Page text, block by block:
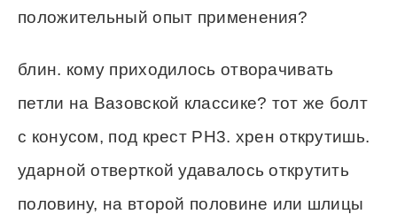
положительный опыт применения?
блин. кому приходилось отворачивать
петли на Вазовской классике? тот же болт
с конусом, под крест РН3. хрен открутишь.
ударной отверткой удавалось открутить
половину, на второй половине или шлицы